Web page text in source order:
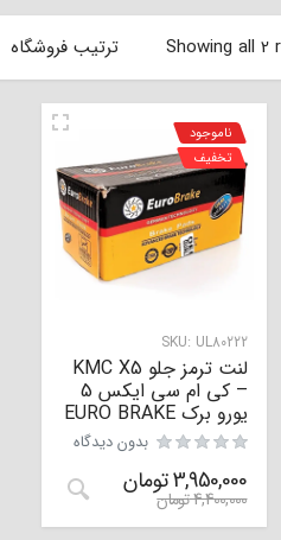
Showing all 2 ترتیب فروشگاه
SKU: UL80222
ناموجود
تخفیف
لنت ترمز جلو KMC X5
– کی ام سی ایکس 5
یورو برک EURO BRAKE
بدون دیدگاه
3,950,000تومان
4,400,000تومان